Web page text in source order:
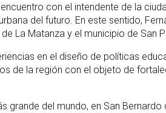
con el intendente de la
del futuro. En este sentido,
La Matanza y el municipio de San
en el diseño de políticas
de la región con el objeto de
del mundo, en San